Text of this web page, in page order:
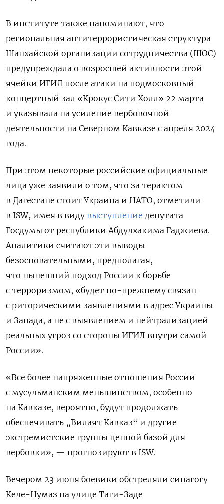
В институте также напоминают, что
региональная антитеррористическая структура
Шанхайской организации сотрудничества (ШОС)
предупреждала о возросшей активности этой
ячейки ИГИЛ после атаки на подмосковный
концертный зал «Крокус Сити Холл» 22 марта
и указывала на усиление вербовочной
деятельности на Северном Кавказе с апреля 2024
года.
При этом некоторые российские официальные
лица уже заявили о том, что за терактом
в Дагестане стоит Украина и НАТО, отметили
в ISW, имея в виду выступление депутата
Госдумы от республики Абдулхакима Гаджиева.
Аналитики считают эти выводы
безосновательными, предполагая,
что нынешний подход России к борьбе
с терроризмом, «будет по-прежнему связан
с риторическими заявлениями в адрес Украины
и Запада, а не с выявлением и нейтрализацией
реальных угроз со стороны ИГИЛ внутри самой
России».
«Все более напряженные отношения России
с мусульманским меньшинством, особенно
на Кавказе, вероятно, будут продолжать
обеспечивать „Вилаят Кавказ“ и другие
экстремистские группы ценной базой для
вербовки», — прогнозируют в ISW.
Вечером 23 июня боевики обстреляли синагогу
Келе-Нумаз на улице Таги-Заде